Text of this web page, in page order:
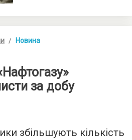
Новина
за добу
збільшують кількість